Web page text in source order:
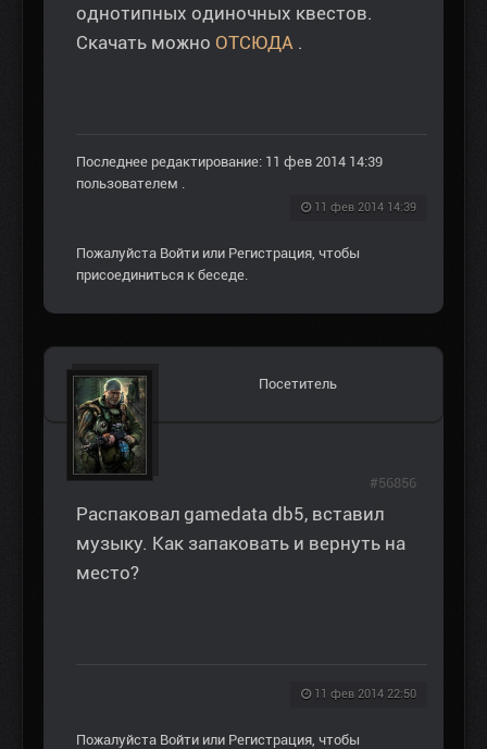
однотипных одиночных квестов.
Скачать можно ОТСЮДА .
Последнее редактирование: 11 фев 2014 14:39
пользователем
11 фев 2014 14:39
Пожалуйста Войти или Регистрация , чтобы
присоединиться к беседе.
Посетитель
Распаковал gamedata db5, вставил
музыку. Как запаковать и вернуть на
место?
11 фев 2014 22:50
#56856
Пожалуйста Войти или Регистрация , чтобы